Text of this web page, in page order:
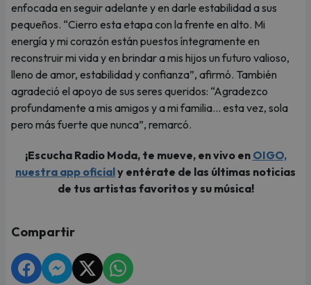
enfocada en seguir adelante y en darle estabilidad a sus
pequeños. “Cierro esta etapa con la frente en alto. Mi
energía y mi corazón están puestos íntegramente en
reconstruir mi vida y en brindar a mis hijos un futuro valioso,
lleno de amor, estabilidad y confianza”, afirmó. También
agradeció el apoyo de sus seres queridos: “Agradezco
profundamente a mis amigos y a mi familia… esta vez, sola
pero más fuerte que nunca”, remarcó.
¡Escucha Radio Moda, te mueve, en vivo en OIGO,
nuestra app oficialy entérate de las últimas noticias
de tus artistas favoritos y su música!
Compartir